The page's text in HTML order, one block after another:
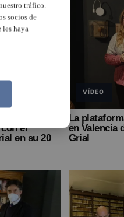
el
en su 20
VÍDEO
La
en Valencia
Grial
tráfico.
socios de
les haya